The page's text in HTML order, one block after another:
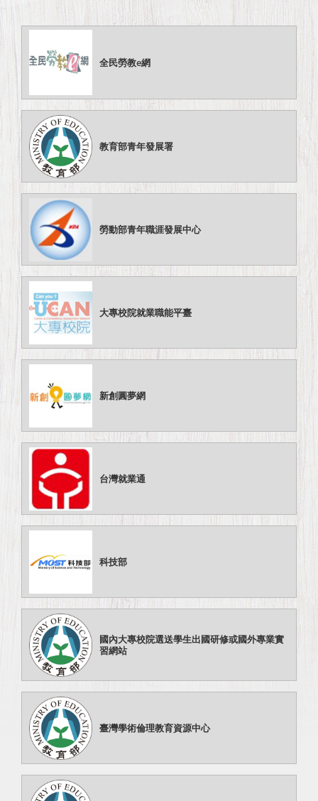
全民勞教e網
教育部青年發展署
勞動部青年職涯發展中心
大專校院就業職能平臺
新創圓夢網
台灣就業通
科技部
國內大專校院選送學生出國研修或國外專業實
習網站
臺灣學術倫理教育資源中心